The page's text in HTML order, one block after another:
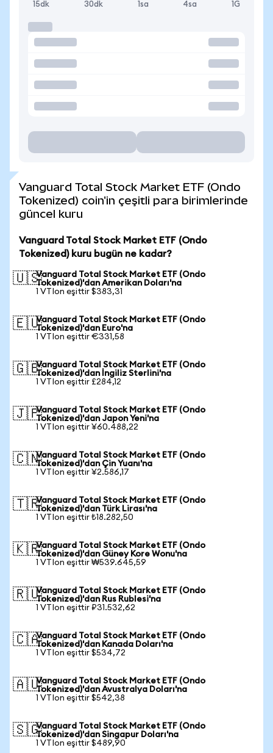
15dk 30dk 1sa 4sa 1G
Vanguard Total Stock Market ETF (Ondo
Tokenized) coin'in çeşitli para birimlerinde
güncel kuru
Vanguard Total Stock Market ETF (Ondo
Tokenized) kuru bugün ne kadar?
🇺🇸Vanguard Total Stock Market ETF (Ondo
Tokenized)'dan Amerikan Doları'na
1 VTIon eşittir $383,31
🇪🇺Vanguard Total Stock Market ETF (Ondo
Tokenized)'dan Euro'na
1 VTIon eşittir €331,58
🇬🇧Vanguard Total Stock Market ETF (Ondo
Tokenized)'dan İngiliz Sterlini'na
1 VTIon eşittir £284,12
🇯🇵Vanguard Total Stock Market ETF (Ondo
Tokenized)'dan Japon Yeni'na
1 VTIon eşittir ¥60.488,22
🇨🇳Vanguard Total Stock Market ETF (Ondo
Tokenized)'dan Çin Yuanı'na
1 VTIon eşittir ¥2.586,17
🇹🇷Vanguard Total Stock Market ETF (Ondo
Tokenized)'dan Türk Lirası'na
1 VTIon eşittir ₺18.282,50
🇰🇷Vanguard Total Stock Market ETF (Ondo
Tokenized)'dan Güney Kore Wonu'na
1 VTIon eşittir ₩539.645,59
🇷🇺Vanguard Total Stock Market ETF (Ondo
Tokenized)'dan Rus Rublesi'na
1 VTIon eşittir ₽31.532,62
🇨🇦Vanguard Total Stock Market ETF (Ondo
Tokenized)'dan Kanada Doları'na
1 VTIon eşittir $534,72
🇦🇺Vanguard Total Stock Market ETF (Ondo
Tokenized)'dan Avustralya Doları'na
1 VTIon eşittir $542,38
🇸🇬Vanguard Total Stock Market ETF (Ondo
Tokenized)'dan Singapur Doları'na
1 VTIon eşittir $489,90